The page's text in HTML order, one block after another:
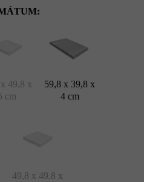
49,8 x
cm
59,8 x 39,8 x
4 cm
49,8 x 49,8 x